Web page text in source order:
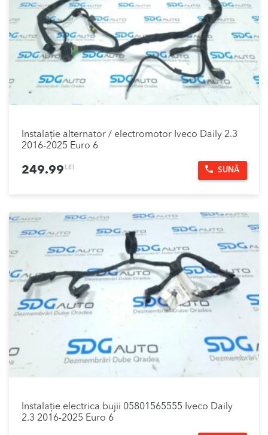
Instalație alternator / electromotor Iveco Daily 2.3
2016-2025 Euro 6
249.99 LEI SUNĂ
Instalație electrica bujii 05801565555 Iveco Daily
2.3 2016-2025 Euro 6